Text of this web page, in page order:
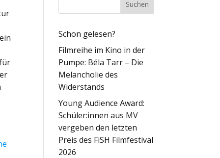
Schon gelesen?
Filmreihe im Kino in der
Pumpe: Béla Tarr – Die
Melancholie des
Widerstands
Young Audience Award:
Schüler:innen aus MV
vergeben den letzten
Preis des FiSH Filmfestival
2026